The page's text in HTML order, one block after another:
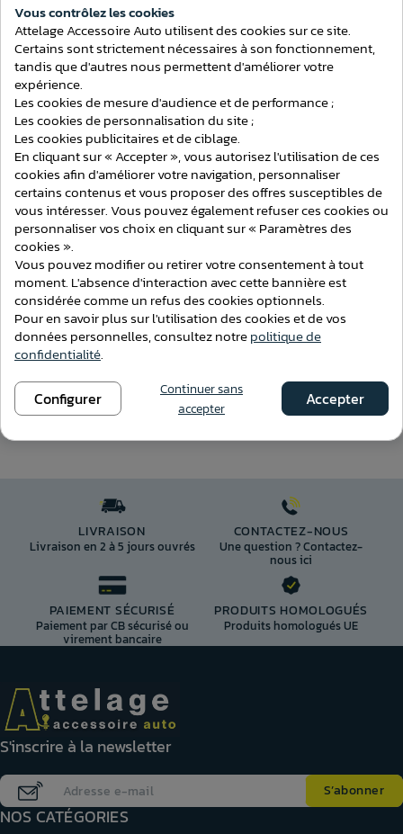
Ajouter au comparateur
Crochet Fixation 2 Trous - Diamètre 17
Entraxe 90
Ajouter au comparateur
114,60 €
Voir ce produit
Crochet 4 Trous - Diamètre 17 Entraxe
215,10 €
Voir ce produit
LIVRAISON
Livraison en 2 à 5 jours ouvrés
CONTACTEZ-NOUS
Une question ? Contactez-
nous ici
PAIEMENT SÉCURISÉ
Paiement par CB sécurisé ou
virement bancaire
PRODUITS HOMOLOGUÉS
Produits homologués UE
NOS CATÉGORIES
S'inscrire à la newsletter
Vous contrôlez les cookies
Attelage Accessoire Auto utilisent des cookies sur ce site.
Certains sont strictement nécessaires à son fonctionnement,
tandis que d'autres nous permettent d'améliorer votre
expérience.
Les cookies de mesure d'audience et de performance ;
Les cookies de personnalisation du site ;
Les cookies publicitaires et de ciblage.
En cliquant sur « Accepter », vous autorisez l'utilisation de ces
cookies afin d'améliorer votre navigation, personnaliser
certains contenus et vous proposer des offres susceptibles de
vous intéresser. Vous pouvez également refuser ces cookies ou
personnaliser vos choix en cliquant sur « Paramètres des
cookies ».
Vous pouvez modifier ou retirer votre consentement à tout
moment. L'absence d'interaction avec cette bannière est
considérée comme un refus des cookies optionnels.
Pour en savoir plus sur l'utilisation des cookies et de vos
données personnelles, consultez notrepolitique de
confidentialité.
Configurer
Continuer sans
accepter
Accepter
Consentement aux cookies